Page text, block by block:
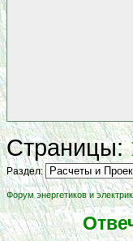
Страницы:
Раздел:
Форум энергетиков и